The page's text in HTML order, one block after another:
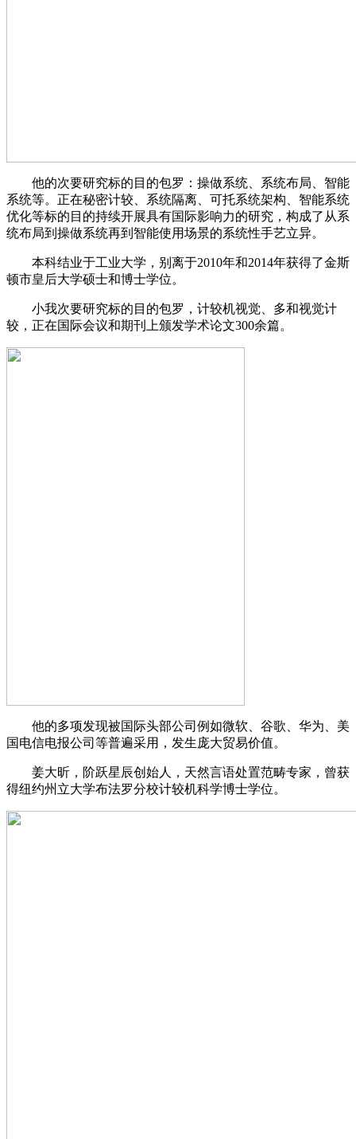
他的次要研究标的目的包罗：操做系统、系统布局、智能
系统等。正在秘密计较、系统隔离、可托系统架构、智能系统
优化等标的目的持续开展具有国际影响力的研究，构成了从系
统布局到操做系统再到智能使用场景的系统性手艺立异。
本科结业于工业大学，别离于2010年和2014年获得了金斯
顿市皇后大学硕士和博士学位。
小我次要研究标的目的包罗，计较机视觉、多和视觉计
较，正在国际会议和期刊上颁发学术论文300余篇。
他的多项发现被国际头部公司例如微软、谷歌、华为、美
国电信电报公司等普遍采用，发生庞大贸易价值。
姜大昕，阶跃星辰创始人，天然言语处置范畴专家，曾获
得纽约州立大学布法罗分校计较机科学博士学位。